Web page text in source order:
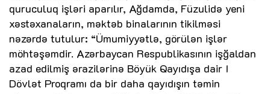
quruculuq işləri aparılır, Ağdamda, Füzulidə yeni
xəstəxanaların, məktəb binalarının tikilməsi
nəzərdə tutulur: “Ümumiyyətlə, görülən işlər
möhtəşəmdir. Azərbaycan Respublikasının işğaldan
azad edilmiş ərazilərinə Böyük Qayıdışa dair I
Dövlət Proqramı da bir daha qayıdışın təmin